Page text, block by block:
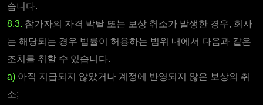
습니다.
8.3. 참가자의 자격 박탈 또는 보상 취소가 발생한 경우, 회사
는 해당되는 경우 법률이 허용하는 범위 내에서 다음과 같은
조치를 취할 수 있습니다.
a) 아직 지급되지 않았거나 계정에 반영되지 않은 보상의 취
소;